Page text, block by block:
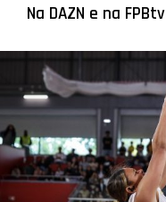
Na DAZN e na FPBtv